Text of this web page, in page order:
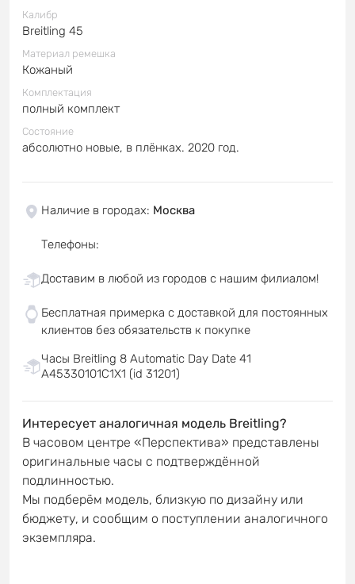
Калибр
Breitling 45
Материал ремешка
Кожаный
Комплектация
полный комплект
Состояние
абсолютно новые, в плёнках. 2020 год.
Наличие в городах: Москва
Телефоны:
Доставим в любой из городов с нашим филиалом!
Бесплатная примерка с доставкой для постоянных
клиентов без обязательств к покупке
Часы Breitling 8 Automatic Day Date 41
A45330101C1X1 (id 31201)
Интересует аналогичная модель Breitling?
В часовом центре «Перспектива» представлены
оригинальные часы с подтверждённой
подлинностью.
Мы подберём модель, близкую по дизайну или
бюджету, и сообщим о поступлении аналогичного
экземпляра.